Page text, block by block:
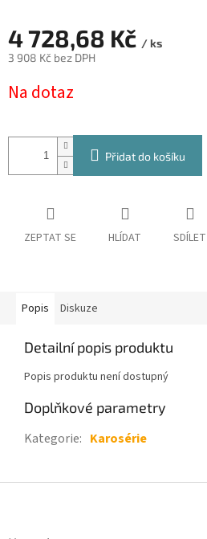
4 728,68 Kč / ks
3 908 Kč bez DPH
cena:
Na dotaz
Přidat do košíku
ZEPTAT SE HLÍDAT SDÍLET
Popis Diskuze
Detailní popis produktu
Popis produktu není dostupný
Doplňkové parametry
Kategorie: Karosérie